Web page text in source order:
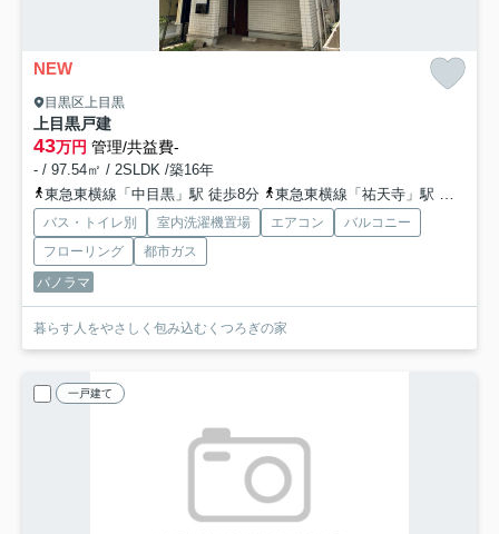
NEW
目黒区上目黒
上目黒戸建
43万円 管理/共益費-
- / 97.54㎡ / 2SLDK /築16年
東急東横線「中目黒」駅 徒歩8分
東急東横線「祐天寺」駅 徒歩9分
バス・トイレ別 室内洗濯機置場 エアコン
バルコニー
フローリング
都市ガス
パノラマ
暮らす人をやさしく包み込むくつろぎの家
一戸建て